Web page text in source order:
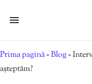
Prima pagină»Blog»
așteptăm?